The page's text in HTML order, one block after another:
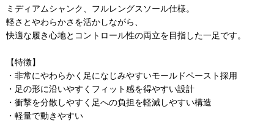
ミディアムシャンク、フルレングスソール仕様。
軽さとやわらかさを活かしながら、
快適な履き心地とコントロール性の両立を目指した一足です。
【特徴】
・非常にやわらかく足になじみやすいモールドペースト採用
・足の形に沿いやすくフィット感を得やすい設計
・衝撃を分散しやすく足への負担を軽減しやすい構造
・軽量で動きやすい